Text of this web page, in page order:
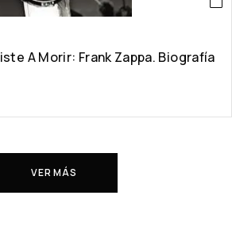
A Morir: Frank Zappa. Biografía
VER MÁS